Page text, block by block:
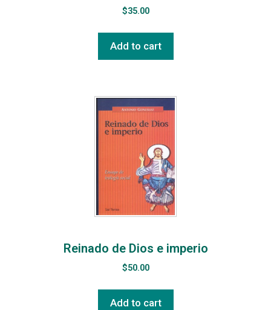
$35.00
Add to cart
Reinado de Dios e imperio
$50.00
Add to cart